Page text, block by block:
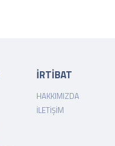
İRTİBAT
HAKKIMIZDA
İLETIŞIM